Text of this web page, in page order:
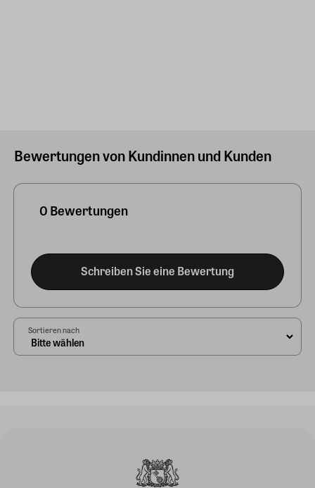
Bewertungen von Kundinnen und Kunden
0 Bewertungen
Schreiben Sie eine Bewertung
Sortieren nach